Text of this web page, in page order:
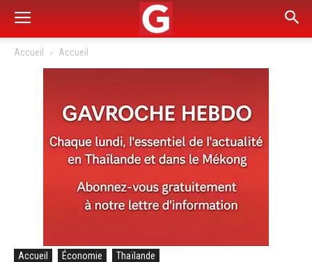
Accueil Accueil
Accueil Économie Thaïlande